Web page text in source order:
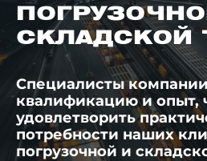
СКЛАДСКОЙ
Специалисты
квалификацию и опыт,
удовлетворить
потребности наших
погрузочной и